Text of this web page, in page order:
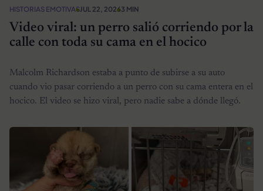
HISTORIAS EMOTIVASJUL 22, 20263 MIN
Video viral: un perro salió corriendo por la
calle con toda su cama en el hocico
Malcolm Richardson estaba a punto de subirse a su auto
cuando vio pasar corriendo a un perro con su cama entera en el
hocico. El video se hizo viral, pero nadie sabe a dónde llegó.